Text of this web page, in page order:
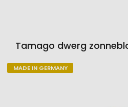
Tamago dwerg
Naar
MADE IN GERMANY